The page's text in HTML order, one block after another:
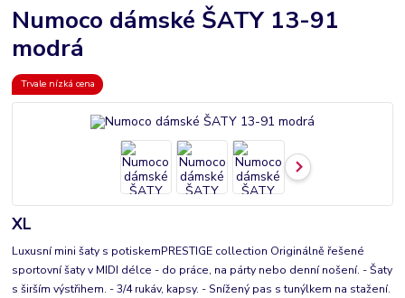
Numoco dámské ŠATY 13-91
modrá
Trvale nízká cena
XL
Luxusní mini šaty s potiskemPRESTIGE collection Originálně řešené
sportovní šaty v MIDI délce - do práce, na párty nebo denní nošení. - Šaty
s širším výstřihem. - 3/4 rukáv, kapsy. - Snížený pas s tunýlkem na stažení.